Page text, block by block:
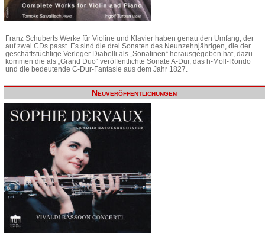
Franz Schuberts Werke für Violine und Klavier haben genau den Umfang, der
auf zwei CDs passt. Es sind die drei Sonaten des Neunzehnjährigen, die der
geschäftstüchtige Verleger Diabelli als „Sonatinen“ herausgegeben hat, dazu
kommen die als „Grand Duo“ veröffentlichte Sonate A-Dur, das h-Moll-Rondo
und die bedeutende C-Dur-Fantasie aus dem Jahr 1827.
Neuveröffentlichungen